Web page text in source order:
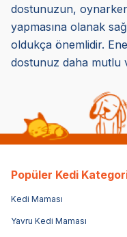
dostunuzun,
yapmasına olanak
oldukça önemlidir.
dostunuz daha mutlu
Popüler Kedi
Kedi Maması
Yavru Kedi Maması